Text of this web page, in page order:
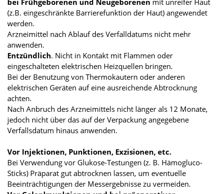
bei Frühgeborenen und Neugeborenen mit unreifer Haut
(z.B. eingeschränkte Barrierefunktion der Haut) angewendet
werden.
Arzneimittel nach Ablauf des Verfalldatums nicht mehr
anwenden.
Entzündlich. Nicht in Kontakt mit Flammen oder
eingeschalteten elektrischen Heizquellen bringen.
Bei der Benutzung von Thermokautern oder anderen
elektrischen Geräten auf eine ausreichende Abtrocknung
achten.
Nach Anbruch des Arzneimittels nicht länger als 12 Monate,
jedoch nicht über das auf der Verpackung angegebene
Verfallsdatum hinaus anwenden.
Vor Injektionen, Punktionen, Exzisionen, etc.
Bei Verwendung vor Glukose-Testungen (z. B. Hämogluco-
Sticks) Präparat gut abtrocknen lassen, um eventuelle
Beeinträchtigungen der Messergebnisse zu vermeiden.